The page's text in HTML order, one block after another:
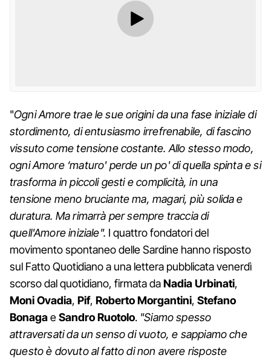
"Ogni Amore trae le sue origini da una fase iniziale di
stordimento, di entusiasmo irrefrenabile, di fascino
vissuto come tensione costante. Allo stesso modo,
ogni Amore ‘maturo' perde un po' di quella spinta e si
trasforma in piccoli gesti e complicità, in una
tensione meno bruciante ma, magari, più solida e
duratura. Ma rimarrà per sempre traccia di
quell'Amore iniziale". I quattro fondatori del
movimento spontaneo delle Sardine hanno risposto
sul Fatto Quotidiano a una lettera pubblicata venerdì
scorso dal quotidiano, firmata daNadia Urbinati,
Moni Ovadia, Pif, Roberto Morgantini, Stefano
BonagaeSandro Ruotolo. "Siamo spesso
attraversati da un senso di vuoto, e sappiamo che
questo è dovuto al fatto di non avere risposte